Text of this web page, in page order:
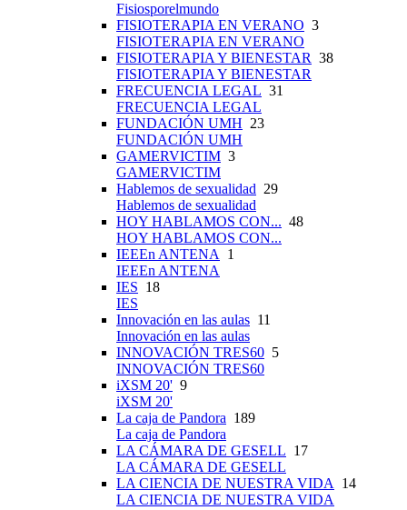
Fisiosporelmundo
FISIOTERAPIA EN VERANO 3
FISIOTERAPIA EN VERANO
FISIOTERAPIA Y BIENESTAR 38
FISIOTERAPIA Y BIENESTAR
FRECUENCIA LEGAL 31
FRECUENCIA LEGAL
FUNDACIÓN UMH 23
FUNDACIÓN UMH
GAMERVICTIM 3
GAMERVICTIM
Hablemos de sexualidad 29
Hablemos de sexualidad
HOY HABLAMOS CON... 48
HOY HABLAMOS CON...
IEEEn ANTENA
1
IEEEn ANTENA
IES 18
IES
Innovación en las aulas 11
Innovación en las aulas
INNOVACIÓN TRES60 5
INNOVACIÓN TRES60
iXSM 20' 9
iXSM 20'
La caja de Pandora 189
La caja de Pandora
LA CÁMARA DE GESELL 17
LA CÁMARA DE GESELL
LA CIENCIA DE NUESTRA VIDA
14
LA CIENCIA DE NUESTRA VIDA